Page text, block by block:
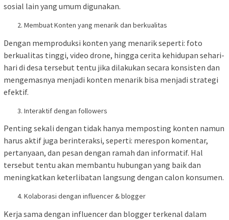
sosial lain yang umum digunakan.
Membuat Konten yang menarik dan berkualitas
Dengan memproduksi konten yang menarik seperti: foto
berkualitas tinggi, video drone, hingga cerita kehidupan sehari-
hari di desa tersebut tentu jika dilakukan secara konsisten dan
mengemasnya menjadi konten menarik bisa menjadi strategi
efektif.
Interaktif dengan followers
Penting sekali dengan tidak hanya memposting konten namun
harus aktif juga berinteraksi, seperti: merespon komentar,
pertanyaan, dan pesan dengan ramah dan informatif. Hal
tersebut tentu akan membantu hubungan yang baik dan
meningkatkan keterlibatan langsung dengan calon konsumen.
Kolaborasi dengan influencer & blogger
Kerja sama dengan influencer dan blogger terkenal dalam